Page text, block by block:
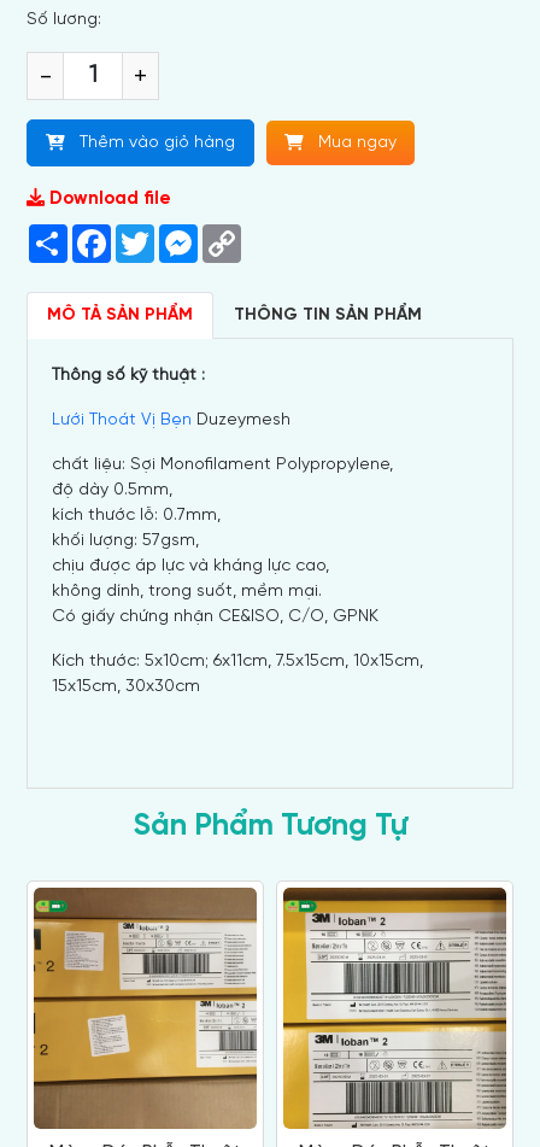
Số lương:
- +
Thêm vào giỏ hàng Mua ngay
Download file
Share Facebook
TwitterMessenger
MÔ TẢ SẢN PHẨM THÔNG TIN SẢN PHẨM
Thông số kỹ thuật :
Lưới Thoát Vị Bẹn Duzeymesh
chất liệu: Sợi Monofilament Polypropylene,
độ dày 0.5mm,
kích thước lỗ: 0.7mm,
khối lượng: 57gsm,
chịu được áp lực và kháng lực cao,
không dính, trong suốt, mềm mại.
Có giấy chứng nhận CE&ISO, C/O, GPNK
Kích thước: 5x10cm; 6x11cm, 7.5x15cm, 10x15cm,
15x15cm, 30x30cm
Sản Phẩm Tương Tự